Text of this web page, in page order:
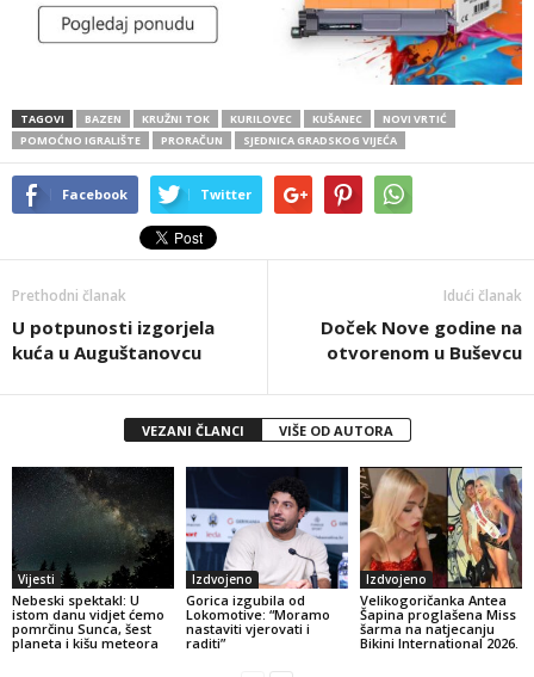
TAGOVI BAZEN KRUŽNI TOK KURILOVEC KUŠANEC
NOVI VRTIĆ
POMOĆNO IGRALIŠTE
PRORAČUN SJEDNICA GRADSKOG VIJEĆA
Facebook Twitter
Prethodni članak
U potpunosti izgorjela
kuća u Auguštanovcu
Idući članak
Doček Nove godine na
otvorenom u Buševcu
VEZANI ČLANCI VIŠE OD AUTORA
Vijesti
Nebeski spektakl: U
istom danu vidjet ćemo
pomrčinu Sunca, šest
planeta i kišu meteora
Izdvojeno
Gorica izgubila od
Lokomotive: “Moramo
nastaviti vjerovati i
raditi”
Izdvojeno
Velikogoričanka Antea
Šapina proglašena Miss
šarma na natjecanju
Bikini International 2026.